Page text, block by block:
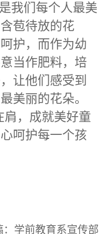
我们每个人最美
苞待放的花
护，而作为幼
当作肥料，培
让他们感受到
美丽的花朵。
肩，成就美好童
呵护每一个孩
：学前教育系宣传部